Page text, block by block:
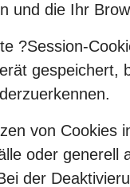
und die Ihr
?Session-
gespeichert,
von Cookies
oder generell
der